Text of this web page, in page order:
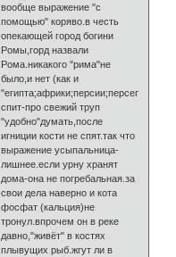
вообще выражение "с
помощью" коряво.в честь
опекающей город богини
Ромы,горд назвали
Рома.никакого "рима"не
было,и нет (как и
спит-про свежий труп
"удобно"думать,после
игниции кости не спят.так что
выражение усыпальница-
лишнее.если урну хранят
дома-она не погребальная.за
свои дела наверно и кота
фосфат (кальция)не
тронул.впрочем он в реке
давно,"живёт" в костях
плывущих рыб.жгут ли в